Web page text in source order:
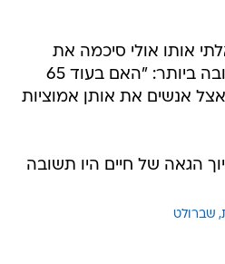
אותו אולי סיכמה את
המפגש הזה בצורה הטובה ביותר: "האם בעוד 65
אנשים את אותן אמוציות
הגאה של חיים היו תשובה
שברולט